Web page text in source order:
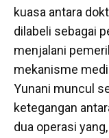
kuasa antara
dilabeli sebagai
menjalani
mekanisme
Yunani muncul
ketegangan
dua operasi